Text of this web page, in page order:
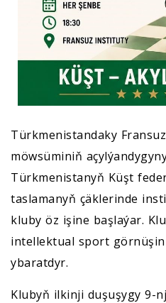
Türkmenistandaky
möwsüminiň
Türkmenistanyň Küşt
taslamanyň çäklerinde
kluby öz işine başlaýar.
intellektual sport
ybaratdyr.
Klubyň ilkinji duşuşygy 9-